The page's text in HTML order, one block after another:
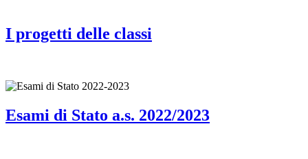
I progetti delle classi
Esami di Stato a.s. 2022/2023